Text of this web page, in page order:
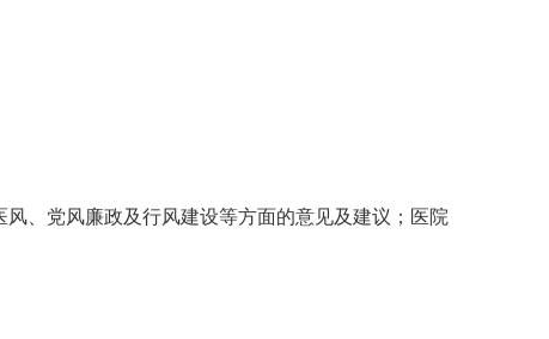
、党风廉政及行风建设等方面的意见及建议；医院